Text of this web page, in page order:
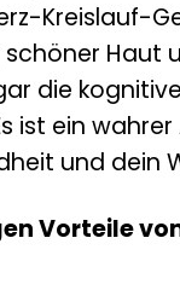
Kreislauf-
schöner Haut
die
ist ein
und dein
Vorteile